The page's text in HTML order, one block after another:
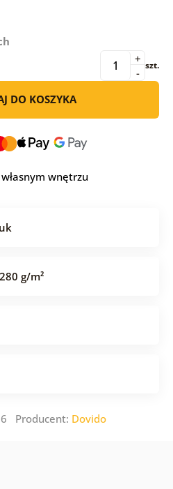
-
+ szt.
DO KOSZYKA
wnętrzu
g/m²
Producent: Dovido